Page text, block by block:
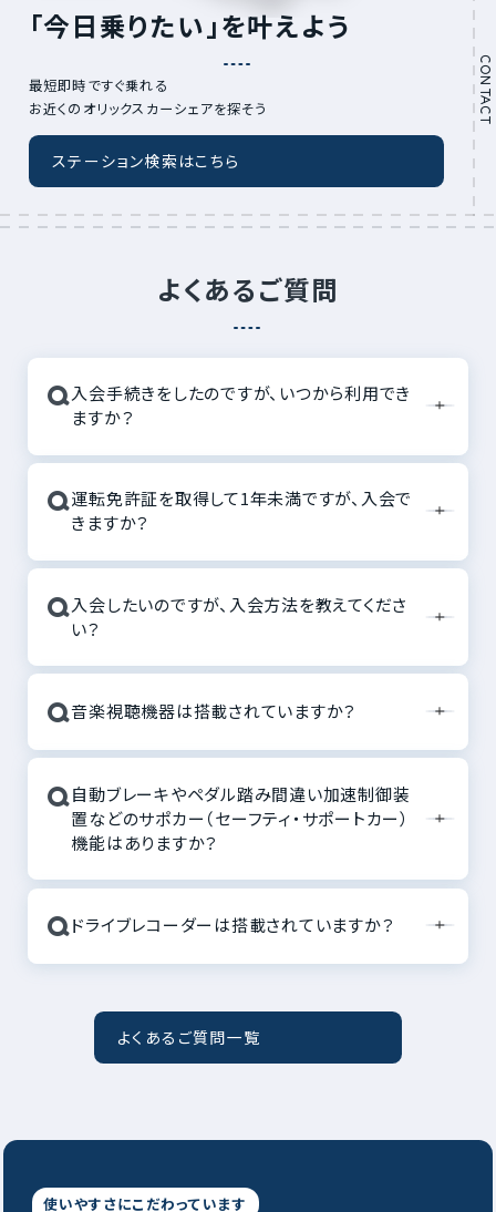
CONTACT
「今日乗りたい」を叶えよう
最短即時ですぐ乗れる
お近くのオリックスカーシェアを探そう
ステーション検索はこちら
よくあるご質問
Q入会手続きをしたのですが、いつから利用でき
ますか？
Q運転免許証を取得して1年未満ですが、入会で
きますか？
Q入会したいのですが、入会方法を教えてくださ
い？
Q音楽視聴機器は搭載されていますか？
Q自動ブレーキやペダル踏み間違い加速制御装
置などのサポカー（セーフティ・サポートカー）
機能はありますか？
Qドライブレコーダーは搭載されていますか？
よくあるご質問一覧
使いやすさにこだわっています